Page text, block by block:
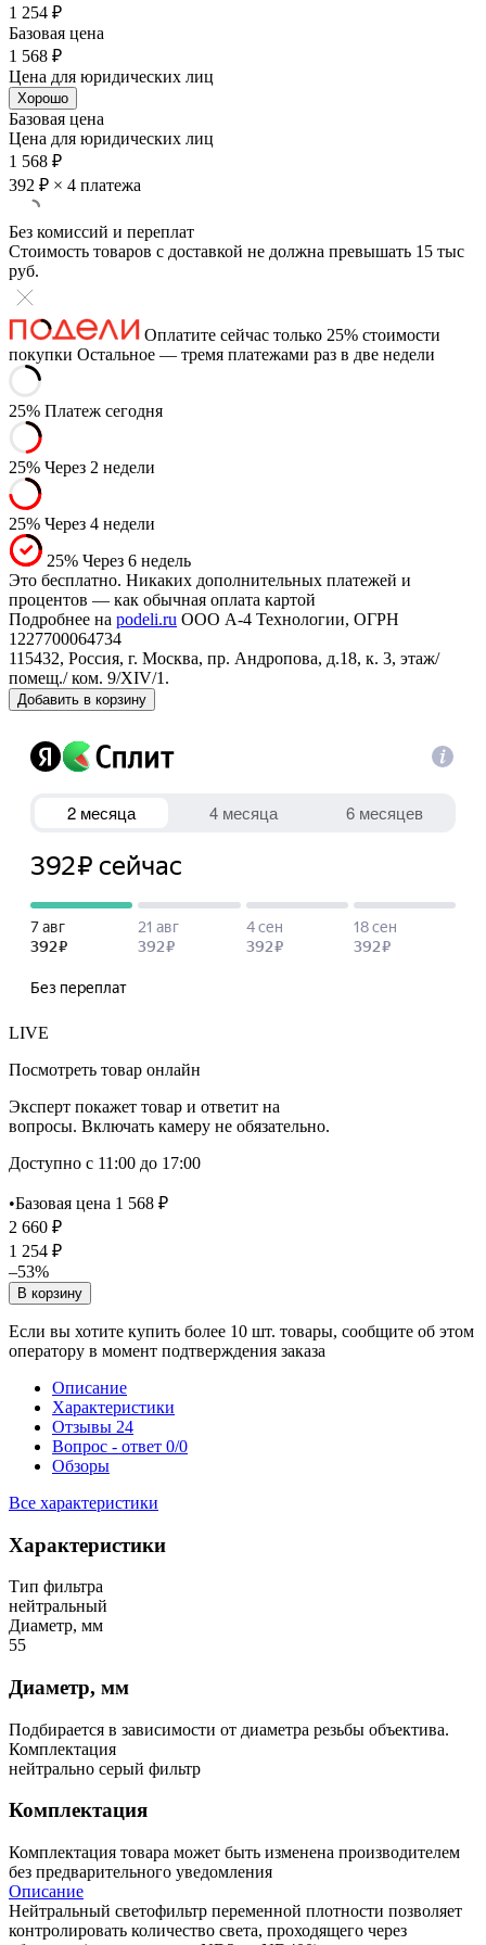
1 254 ₽
Базовая цена
1 568 ₽
Цена для юридических лиц
Хорошо
Базовая цена
Цена для юридических лиц
1 568 ₽
392 ₽ × 4 платежа
Без комиссий и переплат
Стоимость товаров с доставкой не должна превышать 15 тыс
руб.
Оплатите сейчас только 25% стоимости
покупки Остальное — тремя платежами раз в две недели
25% Платеж сегодня
25% Через 2 недели
25% Через 4 недели
25% Через 6 недель
Это бесплатно. Никаких дополнительных платежей и
процентов — как обычная оплата картой
Подробнее на podeli.ru ООО А-4 Технологии, ОГРН
1227700064734
115432, Россия, г. Москва, пр. Андропова, д.18, к. 3, этаж/
помещ./ ком. 9/XIV/1.
Добавить в корзину
LIVE
Посмотреть товар онлайн
Эксперт покажет товар и ответит на
вопросы. Включать камеру не обязательно.
Доступно с 11:00 до 17:00
•Базовая цена 1 568 ₽
2 660 ₽
1 254 ₽
–53%
В корзину
Если вы хотите купить более 10 шт. товары, сообщите об этом
оператору в момент подтверждения заказа
Описание
Характеристики
Отзывы 24
Вопрос - ответ 0/0
Обзоры
Все характеристики
Характеристики
Тип фильтра
нейтральный
Диаметр, мм
55
Диаметр, мм
Подбирается в зависимости от диаметра резьбы объектива.
Комплектация
нейтрально серый фильтр
Комплектация
Комплектация товара может быть изменена производителем
без предварительного уведомления
Описание
Нейтральный светофильтр переменной плотности позволяет
контролировать количество света, проходящего через